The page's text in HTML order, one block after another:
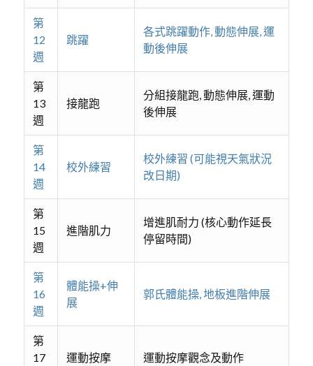
第
12
週
跳躍
各式跳躍動作, 動態伸展, 運
動後伸展
第
13
週
接龍跑
分組接龍跑, 動態伸展, 運動
後伸展
第
14
週
校外練習
校外練習 (可能視天氣狀況
改日期)
第
15
週
進階肌力
增進肌耐力 (核心動作延長
停留時間)
第
16
週
體能操+伸
展
郭氏體能操, 地板進階伸展
第
17
運動按摩 運動按摩觀念及動作